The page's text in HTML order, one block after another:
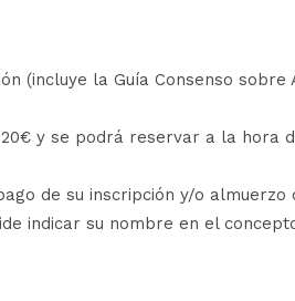
(incluye la Guía Consenso
y se podrá reservar a la hora
de su inscripción y/o almuerzo
indicar su nombre en el